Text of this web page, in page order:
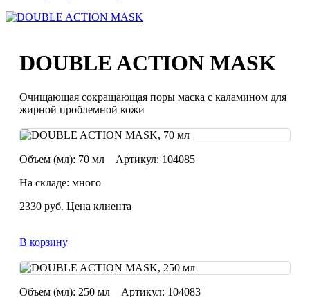
DOUBLE ACTION MASK
Очищающая сокращающая поры маска с каламином для
жирной проблемной кожи
Объем (мл): 70 мл Артикул: 104085
На складе: много
2330 руб. Цена клиента
В корзину
Объем (мл): 250 мл Артикул: 104083